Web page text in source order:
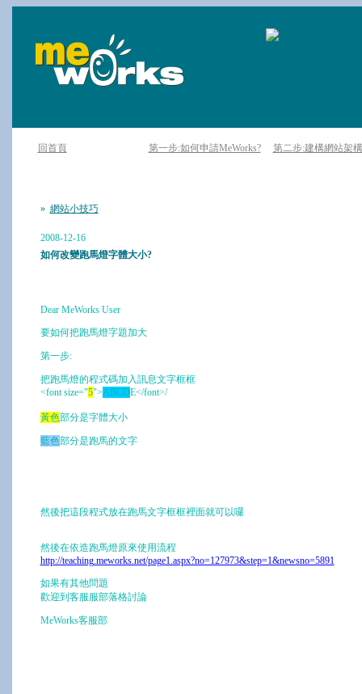
回首頁 第一步:如何申請MeWorks? 第二步:建構網站架構
» 網站小技巧
2008-12-16
如何改變跑馬燈字體大小?
Dear MeWorks User
要如何把跑馬燈字題加大
第一步:
把跑馬燈的程式碼加入訊息文字框框
<font size="5">ABCDE</font>/
黃色部分是字體大小
藍色部分是跑馬的文字
然後把這段程式放在跑馬文字框框裡面就可以囉
然後在依造跑馬燈原來使用流程
http://teaching.meworks.net/page1.aspx?no=127973&step=1&newsno=5891
如果有其他問題
歡迎到客服服部落格討論
MeWorks客服部